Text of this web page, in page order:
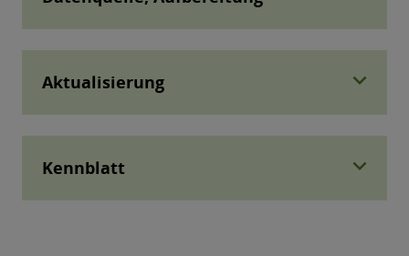
Aktualisierung expand_more
Kennblatt expand_more